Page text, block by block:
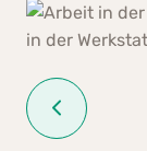
Luft-